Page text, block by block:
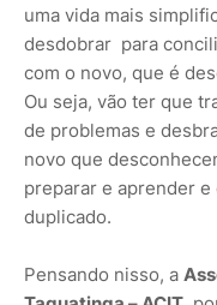
uma vida mais
desdobrar para
com o novo, que é
Ou seja, vão ter que
de problemas e
novo que
preparar e aprender
duplicado.
Pensando nisso, a